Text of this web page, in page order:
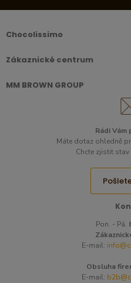
Chocolissimo
Zákaznické centrum
MM BROWN GROUP
Pon. - Pá.
E-mail:
Obsluha
E-mail:
Rádi Vám
Máte dotaz ohledně
Chcte zjistit